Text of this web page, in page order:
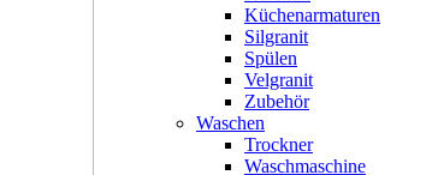
Küchenarmaturen
Silgranit
Spülen
Velgranit
Zubehör
Waschen
Trockner
Waschmaschine